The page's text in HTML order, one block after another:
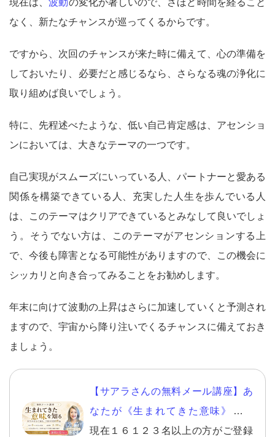
なく、新たなチャンスが巡ってくるからです。
ですから、次回のチャンスが来た時に備えて、心の準備を
しておいたり、必要だと感じるなら、さらなる魂の浄化に
取り組めば良いでしょう。
特に、先程述べたような、低い自己肯定感は、アセンショ
ンにおいては、大きなテーマの一つです。
自己実現がスムーズにいっている人、パートナーと愛ある
関係を構築できている人、充実した人生を歩んでいる人
は、このテーマはクリアできているとみなして良いでしょ
う。そうでない方は、このテーマがアセンションする上
で、今後も障害となる可能性がありますので、この機会に
シッカリと向き合ってみることをお勧めします。
年末に向けて波動の上昇はさらに加速していくと予測され
ますので、宇宙から降り注いでくるチャンスに備えておき
ましょう。
【サアラさんの無料メール講座】あ
なたが《生まれてきた意味》を知
り、自分らしい幸せを生きる。
現在１６１２３名以上の方がご登録